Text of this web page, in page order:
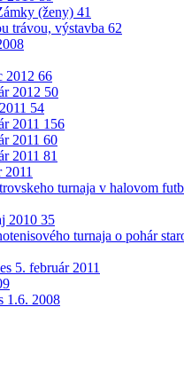
(ženy) 41
trávou, výstavba 62
2012 66
2012 50
54
2011 156
2011 60
2011 81
2011
turnaja v halovom
2010 35
turnaja o pohár
5. február 2011
1.6. 2008